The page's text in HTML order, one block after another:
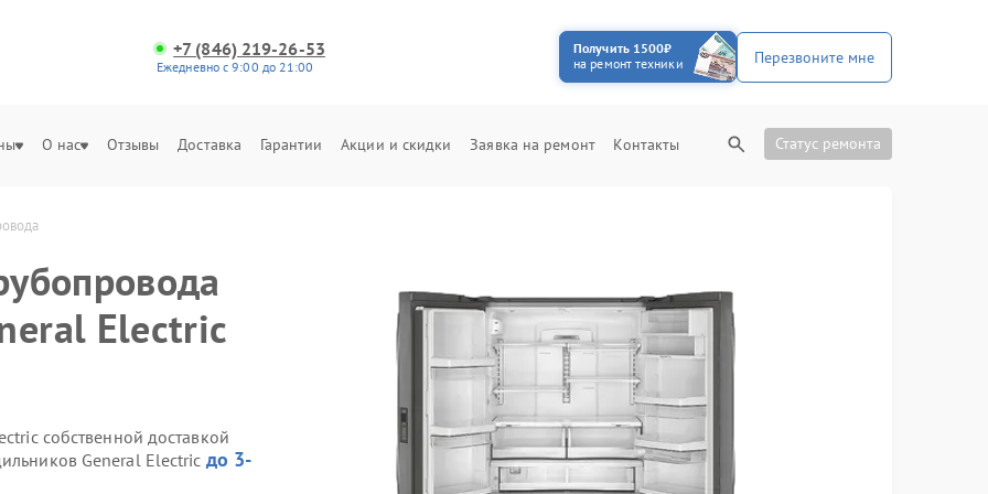
+7 (846) 219-26-53
Ежедневно с 9:00 до 21:00
Получить 1500₽
на ремонт техники
Перезвоните мне
О нас Отзывы Доставка Гарантии Акции и скидки Заявка на ремонт Контакты Статус ремонта
Electric
собственной доставкой
General Electric до 3-